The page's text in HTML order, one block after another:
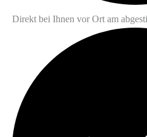
Direkt bei Ihnen vor Ort am